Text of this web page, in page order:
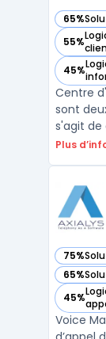
65%
— voir
55%
— voir
45%
— voir
Centre
sont
s'agit de
permet
Plus
75%
— voir
65%
— voir
45%
— voir
Voice